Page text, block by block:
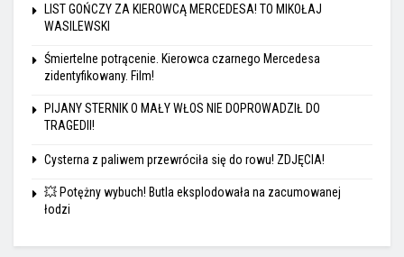
LIST GOŃCZY ZA KIEROWCĄ MERCEDESA! TO MIKOŁAJ
WASILEWSKI
Śmiertelne potrącenie. Kierowca czarnego Mercedesa
zidentyfikowany. Film!
PIJANY STERNIK O MAŁY WŁOS NIE DOPROWADZIŁ DO
TRAGEDII!
Cysterna z paliwem przewróciła się do rowu! ZDJĘCIA!
💥 Potężny wybuch! Butla eksplodowała na zacumowanej
łodzi